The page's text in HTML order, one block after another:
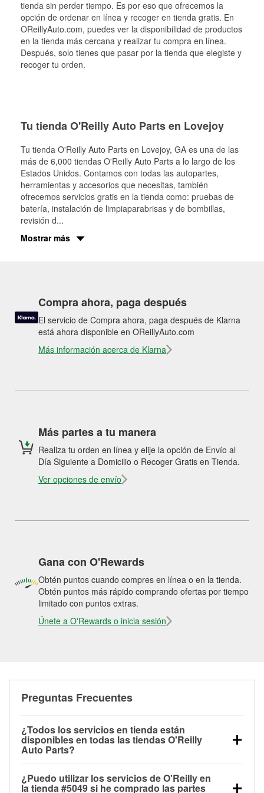
tienda sin perder tiempo. Es por eso que ofrecemos la
opción de ordenar en línea y recoger en tienda gratis. En
OReillyAuto.com, puedes ver la disponibilidad de productos
en la tienda más cercana y realizar tu compra en línea.
Después, solo tienes que pasar por la tienda que elegiste y
recoger tu orden.
Tu tienda O'Reilly Auto Parts en Lovejoy
Tu tienda O'Reilly Auto Parts en Lovejoy, GA es una de las
más de 6,000 tiendas O'Reilly Auto Parts a lo largo de los
Estados Unidos. Contamos con todas las autopartes,
herramientas y accesorios que necesitas, también
ofrecemos servicios gratis en la tienda como: pruebas de
batería, instalación de limpiaparabrisas y de bombillas,
revisión d...
Mostrar más
Compra ahora, paga después
El servicio de Compra ahora, paga después de Klarna
está ahora disponible en OReillyAuto.com
Más información acerca de Klarna
Más partes a tu manera
Realiza tu orden en línea y elije la opción de Envío al
Día Siguiente a Domicilio o Recoger Gratis en Tienda.
Ver opciones de envío
Gana con O'Rewards
Obtén puntos cuando compres en línea o en la tienda.
Obtén puntos más rápido comprando ofertas por tiempo
limitado con puntos extras.
Únete a O'Rewards o inicia sesión
Preguntas Frecuentes
¿Todos los servicios en tienda están
disponibles en todas las tiendas O'Reilly
Auto Parts?
las pruebas de batería, pruebas de alternador y
¿Puedo utilizar los servicios de O'Reilly en
la tienda #5049 si he comprado las partes